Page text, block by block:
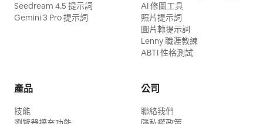
Seedream 4.5 提示詞
Gemini 3 Pro 提示詞
AI 修圖工具
照片提示詞
圖片轉提示詞
Lenny 職涯教練
ABTI 性格測試
產品
技能
公司
聯絡我們